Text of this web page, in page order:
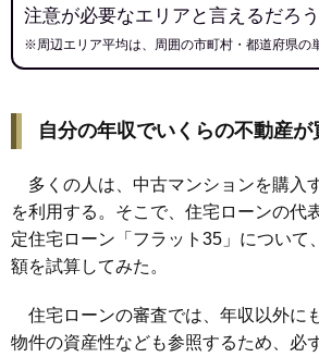
注意が必要なエリアと言えるだろう
※周辺エリア平均は、周囲の市町村・都道府県の
自分の年収でいくらの不動産が
多くの人は、中古マンションを購入
を利用する。そこで、住宅ローンの代
定住宅ローン「フラット35」について
額を試算してみた。
住宅ローンの審査では、年収以外に
物件の資産性なども参照するため、必